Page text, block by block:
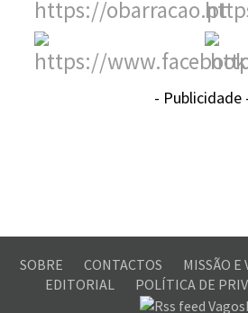
- Publicidade
SOBRE CONTACTOS MISSÃO E
EDITORIAL
POLÍTICA DE